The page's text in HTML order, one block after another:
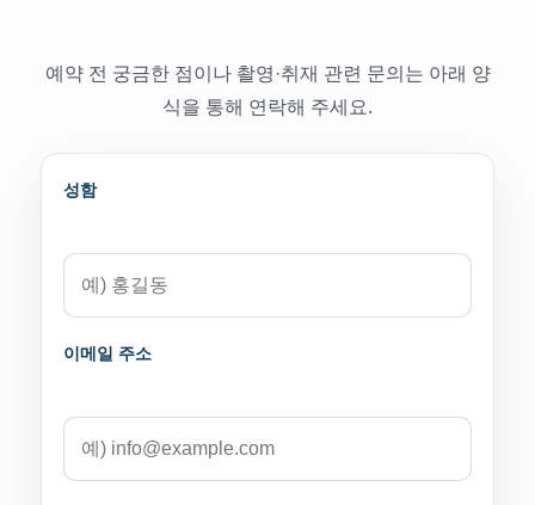
예약 전 궁금한 점이나 촬영·취재 관련 문의는 아래 양
식을 통해 연락해 주세요.
성함
이메일 주소